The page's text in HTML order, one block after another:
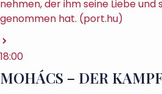
nehmen, der ihm seine Liebe und
genommen hat. (port.hu)
18:00
MOHÁCS – DER